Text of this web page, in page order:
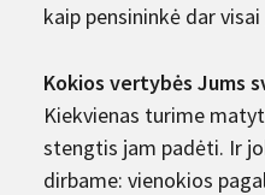
kaip pensininkė dar
Kokios vertybės Jums
Kiekvienas turime
stengtis jam padėti. Ir
dirbame: vienokios